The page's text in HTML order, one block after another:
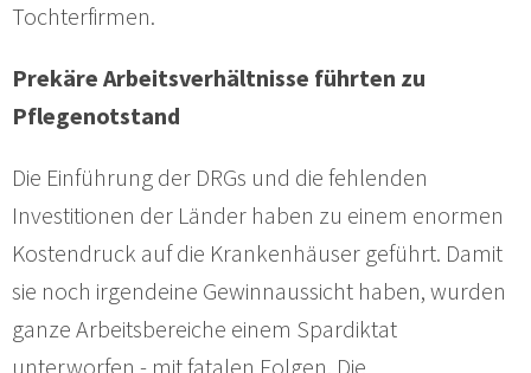
Tochterfirmen.
Prekäre Arbeitsverhältnisse führten zu
Pflegenotstand
Die Einführung der DRGs und die fehlenden
Investitionen der Länder haben zu einem enormen
Kostendruck auf die Krankenhäuser geführt. Damit
sie noch irgendeine Gewinnaussicht haben, wurden
ganze Arbeitsbereiche einem Spardiktat
unterworfen - mit fatalen Folgen. Die